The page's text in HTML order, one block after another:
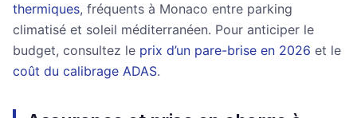
thermiques, fréquents à Monaco entre parking
climatisé et soleil méditerranéen. Pour anticiper le
budget, consultez le prix d’un pare-brise en 2026 et le
coût du calibrage ADAS.